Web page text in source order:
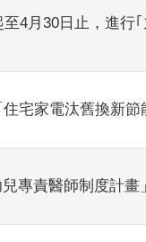
4月30日止，進
宅家電汰舊換新節
專責醫師制度計畫